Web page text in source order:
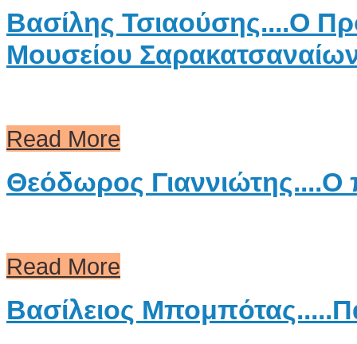
Βασίλης Τσιαούσης....Ο
Μουσείου
Read More
Θεόδωρος
Read More
Βασίλειος